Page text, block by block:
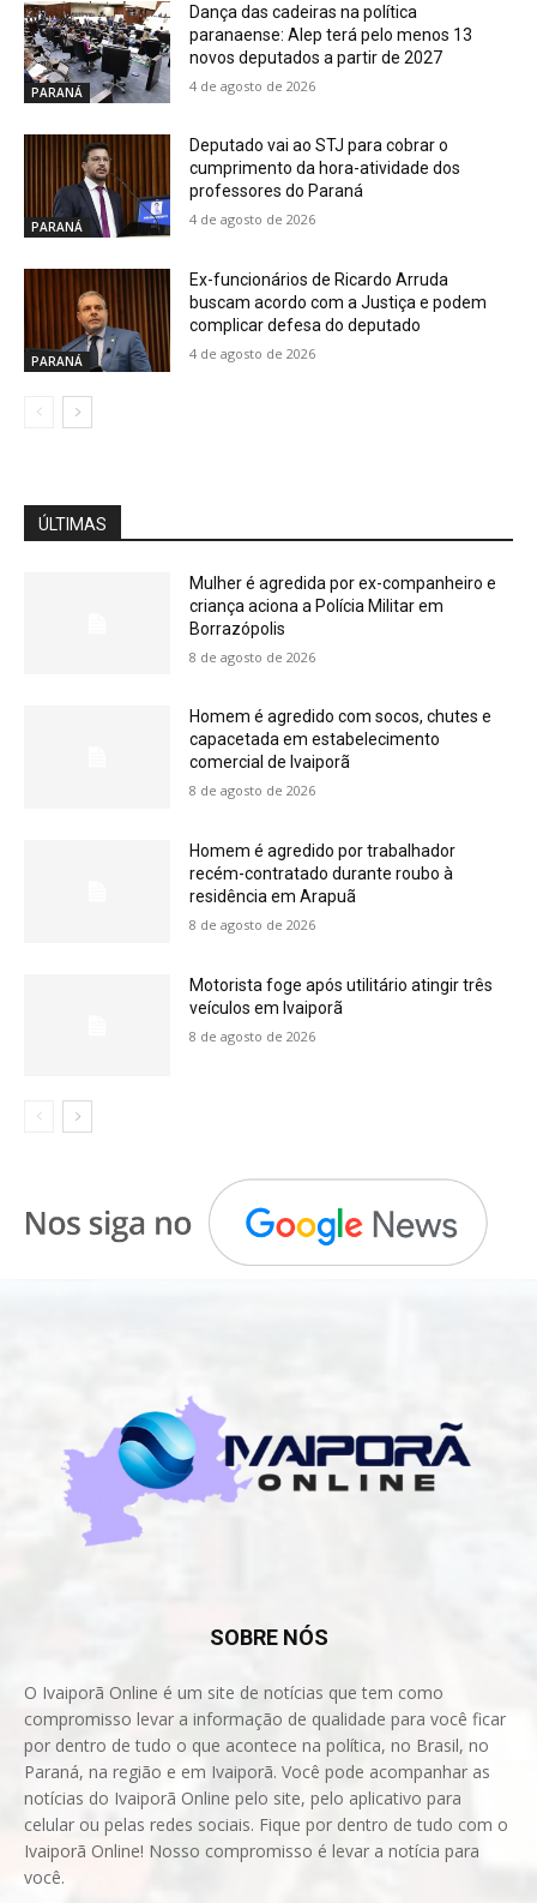
PARANÁ
Dança das cadeiras na política
paranaense: Alep terá pelo menos 13
novos deputados a partir de 2027
4 de agosto de 2026
PARANÁ
Deputado vai ao STJ para cobrar o
cumprimento da hora-atividade dos
professores do Paraná
4 de agosto de 2026
PARANÁ
Ex-funcionários de Ricardo Arruda
buscam acordo com a Justiça e podem
complicar defesa do deputado
4 de agosto de 2026
ÚLTIMAS
Mulher é agredida por ex-companheiro e
criança aciona a Polícia Militar em
Borrazópolis
8 de agosto de 2026
Homem é agredido com socos, chutes e
capacetada em estabelecimento
comercial de Ivaiporã
8 de agosto de 2026
Homem é agredido por trabalhador
recém-contratado durante roubo à
residência em Arapuã
8 de agosto de 2026
Motorista foge após utilitário atingir três
veículos em Ivaiporã
8 de agosto de 2026
SOBRE NÓS
O Ivaiporã Online é um site de notícias que tem como
compromisso levar a informação de qualidade para você ficar
por dentro de tudo o que acontece na política, no Brasil, no
Paraná, na região e em Ivaiporã. Você pode acompanhar as
notícias do Ivaiporã Online pelo site, pelo aplicativo para
celular ou pelas redes sociais. Fique por dentro de tudo com o
Ivaiporã Online! Nosso compromisso é levar a notícia para
você.